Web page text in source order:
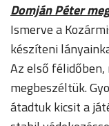
Domján Péter
Ismerve a
készíteni
Az első
megbeszéltük.
átadtuk kicsit a